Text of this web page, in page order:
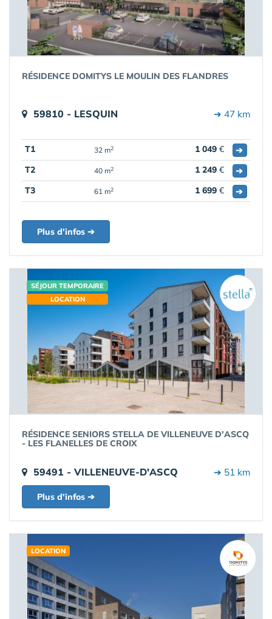
RÉSIDENCE DOMITYS LE MOULIN DES FLANDRES
59810 - LESQUIN ➔ 47 km
T1 32 m2 1 049 €
➔
T2
40 m2 1 249 €
➔
T3
61 m2 1 699 € ➔
Plus d'infos ➔
SÉJOUR TEMPORAIRE
LOCATION
RÉSIDENCE SENIORS STELLA DE VILLENEUVE D'ASCQ
- LES FLANELLES DE CROIX
59491 - VILLENEUVE-D'ASCQ ➔ 51 km
Plus d'infos ➔
LOCATION